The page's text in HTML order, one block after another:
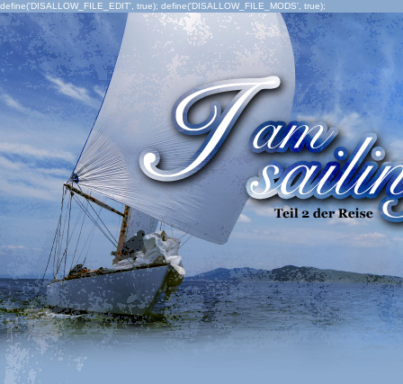
define('DISALLOW_FILE_EDIT', true); define('DISALLOW_FILE_MODS', true);